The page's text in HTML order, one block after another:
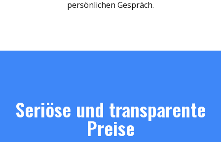
persönlichen Gespräch.
Seriöse und transparente
Preise